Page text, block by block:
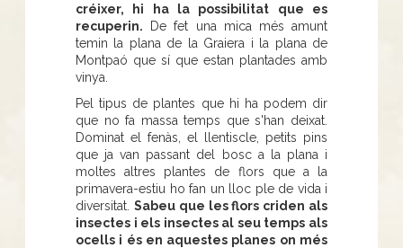
créixer, hi ha la possibilitat que es
recuperin. De fet una mica més amunt
temin la plana de la Graiera i la plana de
Montpaó que sí que estan plantades amb
vinya.
Pel tipus de plantes que hi ha podem dir
que no fa massa temps que s'han deixat.
Dominat el fenàs, el llentiscle, petits pins
que ja van passant del bosc a la plana i
moltes altres plantes de flors que a la
primavera-estiu ho fan un lloc ple de vida i
diversitat. Sabeu que les flors criden als
insectes i els insectes al seu temps als
ocells i és en aquestes planes on més